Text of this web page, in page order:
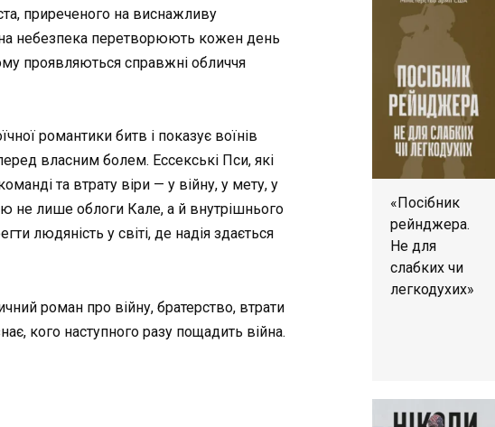
приреченого на виснажливу
небезпека перетворюють кожен день
проявляються справжні обличчя
романтики битв і показує воїнів
власним болем. Ессекські Пси, які
та втрату віри — у війну, у мету, у
не лише облоги Кале, а й внутрішнього
людяність у світі, де надія здається
роман про війну, братерство, втрати
кого наступного разу пощадить війна.
«Посібник
рейнджера.
Не для
слабких чи
легкодухих»